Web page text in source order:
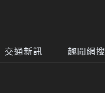
交通新訊 趣聞網搜